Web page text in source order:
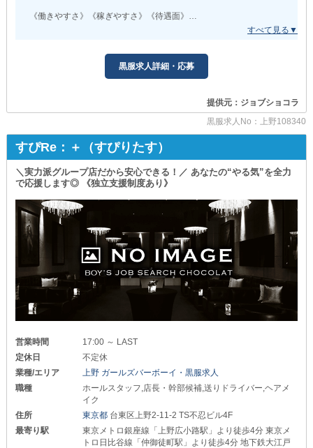
給与は日払いにも対応しており
休日は週2日きっちり休め
有給も取得できるため
￣￣￣￣￣￣￣￣￣￣￣￣￣￣￣￣￣￣
「頑張っても評価されない」
実力・企画力・人材育成など
多角的に評価する仕組みが確立しており
昇格チャンスは年に数回！
やる気次第で、数年以内に役職者として
ステップアップできる道が用意されています。
⊹⊱❖⊰⊹
■未経験からでも成長できる体制■
￣￣￣￣￣￣￣￣￣￣￣￣￣￣￣￣
必要なのは学歴でも経験でもなく
“誠実に働く姿勢”だけ！
50年近く続く
「プラザエンタープライズ」の
マニュアルを完備しており
スマホでいつでも学習可能です◎
知識ゼロから始めても
自分のペースで仕事を覚えていけます。
《働きやすさ》《稼ぎやすさ》《待遇面》
【Girls Academia（ガールズアカデミア）】
厳しい上下関係はありません！
そんなスタッフの声が詰め込まれた
“働きやすい職場”をお約束します。
■高月給を実現するお店■
///////////////////////////////////////////////
未経験からのスタートでも…
ホールスタッフ『月給35万円以上』の高額設定！
基本給に加え、高額歩合も付くので
他店よりもはるかに稼ぐことができます。
///////////////////////////////////////////////
もちろん、経験・学歴・職歴は不問です！
当店では“熱意”と“人柄重視”で採用します◎
お仕事のスキルは実際に勤務しながら
徐々に身に付けていけばOK。
個々に合ったスピードでレクチャーしていくので
一人ひとりが確実に成長できる環境です！
⇒入社後の成果は全て『能力給』として
また、コロナ禍ということもあり
異業種からの転職組も多数！
あなたが今まで培ってきた知識や能力を
活かせる絶好のチャンスです。
黒服求人詳細・応募
提供元：ジョブショコラ
黒服求人No：上野108340
すぴRe：＋（すぴりたす）
＼実力派グループ店だから安心できる！／ あなたの“やる気”を全力
で応援します◎ 《独立支援制度あり》
営業時間
17:00 ～ LAST
定休日
不定休
業種/エリア
上野 ガールズバーボーイ・黒服求人
職種
ホールスタッフ,店長・幹部候補,送りドライバー,ヘアメ
イク
住所
東京都 台東区上野2-11-2 TS不忍ビル4F
最寄り駅
東京メトロ銀座線「上野広小路駅」より徒歩4分 東京メ
トロ日比谷線「仲御徒町駅」より徒歩4分 地下鉄大江戸